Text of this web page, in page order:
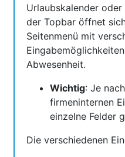
Urlaubskalender oder
der Topbar öffnet
Seitenmenü mit
Abwesenheit.
Wichtig: Je
firmeninternen
einzelne Felder
Die verschiedenen